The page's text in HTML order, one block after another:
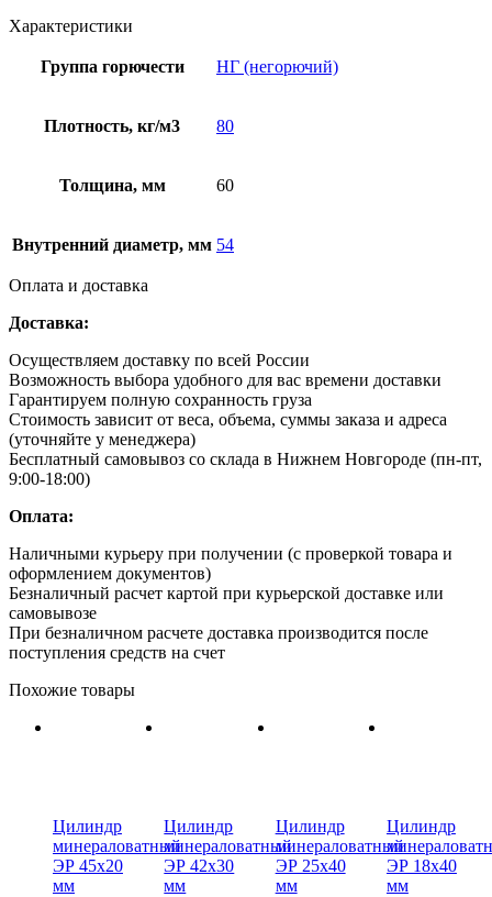
Характеристики
Группа горючести НГ (негорючий)
Плотность, кг/м3 80
Толщина, мм 60
Внутренний диаметр, мм 54
Оплата и доставка
Доставка:
Осуществляем доставку по всей России
Возможность выбора удобного для вас времени доставки
Гарантируем полную сохранность груза
Стоимость зависит от веса, объема, суммы заказа и адреса
(уточняйте у менеджера)
Бесплатный самовывоз со склада в Нижнем Новгороде (пн-пт,
9:00-18:00)
Оплата:
Наличными курьеру при получении (с проверкой товара и
оформлением документов)
Безналичный расчет картой при курьерской доставке или
самовывозе
При безналичном расчете доставка производится после
поступления средств на счет
Похожие товары
Цилиндр
минераловатный
ЭР 45х20
мм
Цилиндр
минераловатный
ЭР 42х30
мм
Цилиндр
минераловатный
ЭР 25х40
мм
Цилиндр
ЭР 18х40
мм